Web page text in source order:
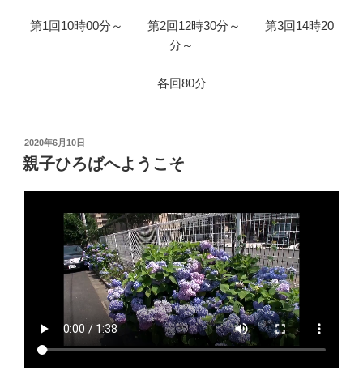
第1回10時00分～ 第2回12時30分～ 第3回14時20
分～
各回80分
投
稿
日:
2020年6月10日
親子ひろばへようこそ